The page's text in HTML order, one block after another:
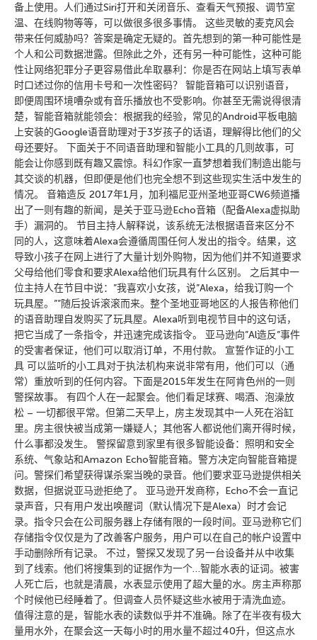
备上使用。人们通过Siri打开和关闭音乐、查看天气预报、调节室
温、在线购物等等，可以做很多很多事情。 这些灵敏的麦克风会
带来任何威胁吗？答案是确定无疑的。首先想到的第一种可能性是
个人和公司数据泄露。但除此之外，还有另一种可能性，这种可能
性让网络犯罪分子更容易借此牟取暴利：你是否在网站上填写表单
时口述过你的信用卡号和一次性密码？ 智能音箱可以识别语音，
即便周围环境嘈杂或有音乐播放也不受影响。你甚至无需说得很清
楚，智能音箱就能领会：根据我的经验，常见的Android平板电脑
上安装的Google语音助理对于3岁孩子的话语，理解得比他们的父
母还要好。 下面关于不同语音助理和智能小工具的几则故事，可
能会让你感到既有趣又震惊。科幻作家一直梦想着我们制造出能与
其交谈的机器，但即便是他们也完全想不到这些现实生活中发生的
情况。 音箱造反 2017年1月，加利福尼亚州圣地亚哥CW6频道播
出了一则有趣的新闻，是关于亚马逊Echo音箱（配备Alexa虚拟助
手）漏洞的。 节目主持人解释说，该系统无法根据语音来区分不
同的人，这意味着Alexa会遵循周围任何人发出的指令。结果，这
导致小孩子在网上进行了大量计划外购物，因为他们并不知道要求
父母给他们零食和要求Alexa给他们玩具有什么区别。 之后其中一
位主持人在节目中说：”我喜欢小女孩，说”Alexa，给我订购一个
玩具屋。””随后投诉滚滚而来。整个圣地亚哥地区的人报告称他们
的语音助理自发购买了玩具屋。Alexa听到电视节目中的这句话，
把它当成了一条指令，并迅速完成该指令。 亚马逊向”Al造反”事件
的受害者保证，他们可以取消订单，不用付款。 宣誓作证的小工
具 可以监听的小工具对于执法机构来说非常有用，他们可以（通
常）重放听到的任何内容。下面是2015年发生在阿肯色州的一则
警探故事。 有四个人在一起聚会。他们看足球赛、喝酒、泡澡放
松 – 一切都很平常。但第二天早上，房主发现其中一人死在浴缸
里。房主很快被当成第一嫌疑人；其他客人都说他们离开得时候，
什么事都没发生。 警探留意到家里有很多智能设备：照明和安全
系统、气象站和Amazon Echo智能音箱。警方决定向智能音箱提
问。警探们希望获得谋杀案当晚的录音。他们要求亚马逊提供相关
数据，但据说亚马逊拒绝了。 亚马逊开发商称，Echo不会一直记
录声音，只有用户发出唤醒词（默认情况下是Alexa）时才会记
录。指令只会在公司服务器上存储有限的一段时间。亚马逊称它们
存储指令仅仅是为了改善客户服务，用户可以在自己的帐户设置中
手动删除所有记录。 不过，警探又发现了另一台设备并从中收集
到了线索。他们将搜集到的证据作为一个…智能水表的证词。被害
人死亡后，也就是清晨，水表显示使用了超大量的水。房主声称那
个时候他已经睡着了。但调查人员怀疑这些水被用于清洗血迹。
值得注意的是，智能水表的读数似乎并不准确。除了在半夜有极大
量用水外，在聚会这一天每小时的用水量不超过40升，但这点水